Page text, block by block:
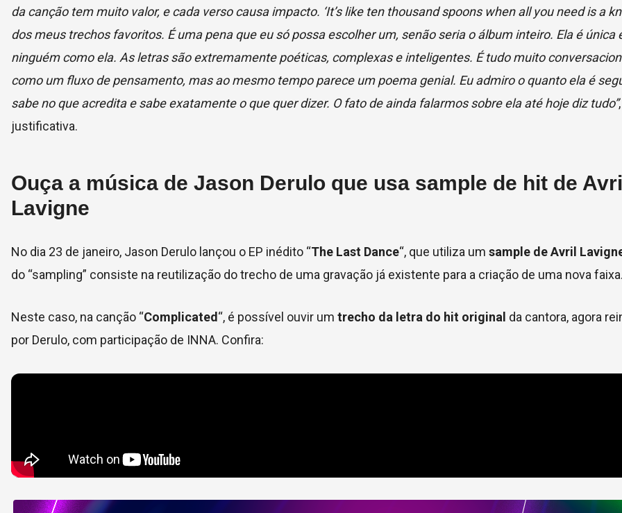
da canção tem muito valor, e cada verso causa impacto. ‘It’s like ten thousand spoons when all you need is a
dos meus trechos favoritos. É uma pena que eu só possa escolher um, senão seria o álbum inteiro. Ela é única
ninguém como ela. As letras são extremamente poéticas, complexas e inteligentes. É tudo muito
como um fluxo de pensamento, mas ao mesmo tempo parece um poema genial. Eu admiro o quanto ela é
sabe no que acredita e sabe exatamente o que quer dizer. O fato de ainda falarmos sobre ela até hoje diz tudo”
justificativa.
Ouça a música de Jason Derulo que usa sample de hit de
Lavigne
No dia 23 de janeiro, Jason Derulo lançou o EP inédito “The Last Dance“, que utiliza um sample de Avril
do “sampling” consiste na reutilização do trecho de uma gravação já existente para a criação de uma nova
Neste caso, na canção “Complicated“, é possível ouvir um trecho da letra do hit original da cantora, agora
por Derulo, com participação de INNA. Confira: